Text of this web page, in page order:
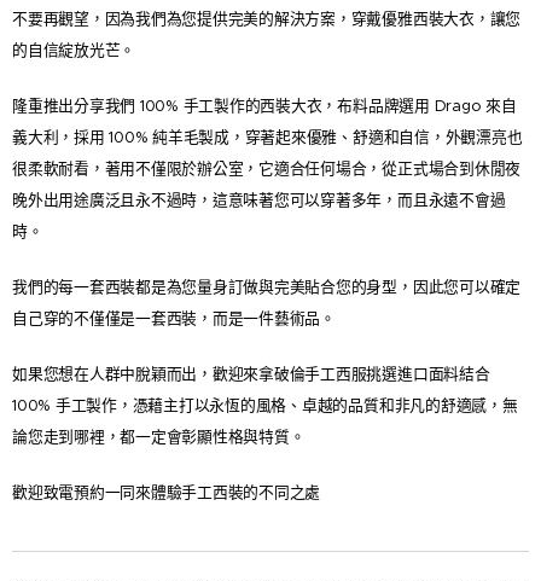
不要再觀望，因為我們為您提供完美的解決方案，穿戴優雅西裝大衣，讓您
的自信綻放光芒。
​隆重推出分享我們 100% 手工製作的西裝大衣，布料品牌選用 Drago 來自
義大利，採用 100% 純羊毛製成，穿著起來優雅、舒適和自信，外觀漂亮也
很柔軟耐看，著用不僅限於辦公室，它適合任何場合，從正式場合到休閒夜
晚外出用途廣泛且永不過時，這意味著您可以穿著多年，而且永遠不會過
時。
​我們的每一套西裝都是為您量身訂做與完美貼合您的身型，因此您可以確定
自己穿的不僅僅是一套西裝，而是一件藝術品。
​如果您想在人群中脫穎而出，歡迎來拿破倫手工西服挑選進口面料結合
100% 手工製作，憑藉主打以永恆的風格、卓越的品質和非凡的舒適感，無
論您走到哪裡，都一定會彰顯性格與特質。
​歡迎致電預約一同來體驗手工西裝的不同之處❤️